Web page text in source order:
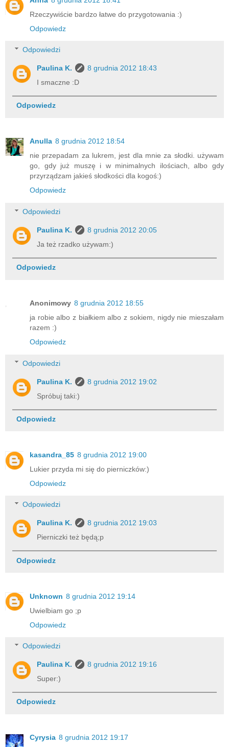
Rzeczywiście bardzo łatwe do przygotowania :)
Odpowiedz
Odpowiedzi
Paulina K.
8 grudnia 2012 18:43
I smaczne :D
Odpowiedz
Anulla 8 grudnia 2012 18:54
nie przepadam za lukrem, jest dla mnie za słodki. używam
go, gdy już muszę i w minimalnych ilościach, albo gdy
przyrządzam jakieś słodkości dla kogoś:)
Odpowiedz
Odpowiedzi
Paulina K.
8 grudnia 2012 20:05
Ja też rzadko używam:)
Odpowiedz
Anonimowy 8 grudnia 2012 18:55
ja robie albo z białkiem albo z sokiem, nigdy nie mieszałam
razem :)
Odpowiedz
Odpowiedzi
Paulina K.
8 grudnia 2012 19:02
Spróbuj taki:)
Odpowiedz
kasandra_85 8 grudnia 2012 19:00
Lukier przyda mi się do pierniczków:)
Odpowiedz
Odpowiedzi
Paulina K.
8 grudnia 2012 19:03
Pierniczki też będą;p
Odpowiedz
Unknown 8 grudnia 2012 19:14
Uwielbiam go ;p
Odpowiedz
Odpowiedzi
Paulina K.
8 grudnia 2012 19:16
Super:)
Odpowiedz
Cyrysia 8 grudnia 2012 19:17